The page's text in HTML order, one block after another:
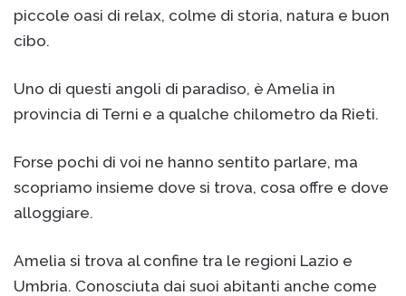
piccole oasi di relax, colme di storia, natura e buon
cibo.
Uno di questi angoli di paradiso, è Amelia in
provincia di Terni e a qualche chilometro da Rieti.
Forse pochi di voi ne hanno sentito parlare, ma
scopriamo insieme dove si trova, cosa offre e dove
alloggiare.
Amelia si trova al confine tra le regioni Lazio e
Umbria. Conosciuta dai suoi abitanti anche come